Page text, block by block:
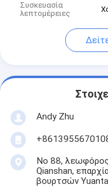
Συσκευασία
λεπτομέρειες
Andy Zhu
Νο 88, λεωφόρος
Qianshan,
βουρτσών